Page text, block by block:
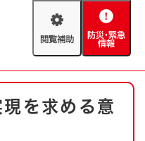
閲
助
防
緊
情
救急・消防
を求める意